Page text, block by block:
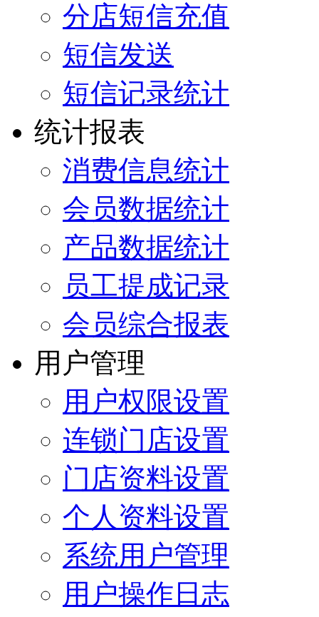
分店短信充值
短信发送
短信记录统计
统计报表
消费信息统计
会员数据统计
产品数据统计
员工提成记录
会员综合报表
用户管理
用户权限设置
连锁门店设置
门店资料设置
个人资料设置
系统用户管理
用户操作日志